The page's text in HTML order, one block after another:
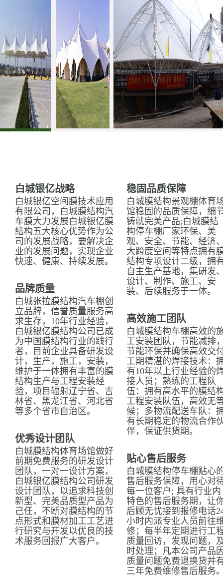
白城银亿战略
白城银亿空间膜技术应用
有限公司，白城膜结构汽
车膜大力发展白城银亿膜
结构五大核心优势作为公
司的发展战略，要解决企
业的发展问题，实现企业
快速、健康、持续发展。
品牌质量
白城张拉膜结构汽车棚创
立品牌，信誉质量服务高
求生存，10年行业经验，
白城银亿膜结构公司已成
为中国膜结构行业的践行
者，目前企业具备研发设
计，生产，施工，安装，
维护于一体拥有丰富的膜
结构生产与工程安装经
验，项目辐射辽宁省、吉
林省、黑龙江省、河北省
等多个省市自治区。
优秀设计团队
白城膜结构体育场馆做好
前期免费服务的研发设计
团队，一对一设计方案，
白城银亿膜结构公司研发
设计团队，以追求科技创
新型、完美品质型产品为
己任，不断对膜结构的节
点形式和膜材加工工艺进
行研究与开发以优良的技
术服务回报广大客户。
稳固品质保障
白城膜结构景观棚体育
馆稳固的品质保障，细
铸就完美产品;白城膜结
构停车棚厂家环保、美
观、安全、节能、经济
大跨度空间等特点拥有
结构专项设计二级，拥
自主生产基地，集研发
设计、制作、施工、安
装、后续服务于一体。
高效施工团队
白城膜结构车棚高效的
工安装团队，节能减排
节能环保并确保高效交
工期精湛的焊接技术：
有10年以上行业经验的
接人员；熟练的工程队
伍：拥有高水平的膜结
工程安装队伍，高效无
候；多物流配送车队：
有长期稳定的物流合作
伴，保证供货期。
贴心售后服务
白城膜结构停车棚贴心
售后服务保障，用心对
每一位客户; 具有行业内
特色的售后服务期，让
后顾无忧接到报修电话
小时内派专业人员前往
修；每半年定期进行工
质量回访，发现问题，
时处理；凡本公司产品
质量问题免费退换货并
三年免费维修售后服务